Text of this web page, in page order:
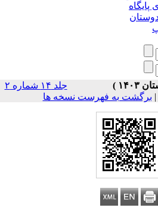
جلد ۱۴ شماره ۲
به فهرست نسخه ها